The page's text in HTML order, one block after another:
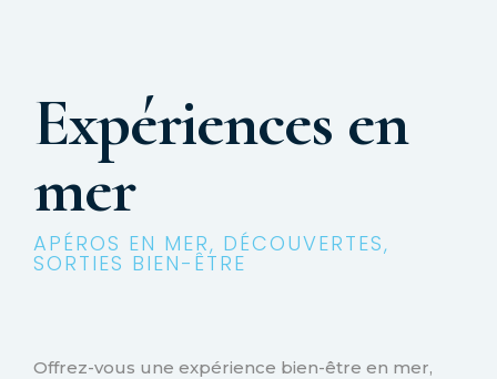
Expériences en
mer
APÉROS EN MER, DÉCOUVERTES,
SORTIES BIEN-ÊTRE
Offrez-vous une expérience bien-être en mer,